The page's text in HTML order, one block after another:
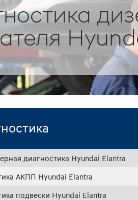
диагностика Hyundai Elantra
АКПП Hyundai Elantra
подвески Hyundai Elantra